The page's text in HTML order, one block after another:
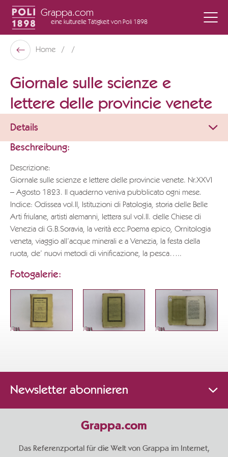
Grappa.com
eine kulturelle Tätigkeit von Poli 1898
Poli Museo Della Grappa
Zurück
Home
Giornale sulle scienze e
lettere delle provincie venete
Details
Beschreibung:
Descrizione:
Giornale sulle scienze e lettere delle provincie venete. Nr.XXVI
– Agosto 1823. Il quaderno veniva pubblicato ogni mese.
Indice: Odissea vol.II, Istituzioni di Patologia, storia delle Belle
Arti friulane, artisti alemanni, lettera sul vol.II. delle Chiese di
Venezia di G.B.Soravia, la verità ecc.Poema epico, Ornitologia
veneta, viaggio all’acque minerali e a Venezia, la festa della
ruota, de’ nuovi metodi di vinificazione, la pesca…..
Fotogalerie:
Newsletter abonnieren
Grappa.com
Das Referenzportal für die Welt von Grappa im Internet,